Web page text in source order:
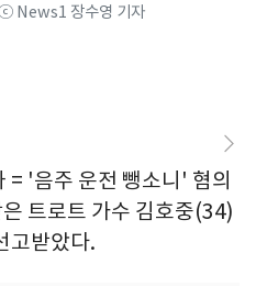
News1 장수영 기자
= '음주 운전 뺑소니' 혐의
트로트 가수 김호중(34)
고받았다.